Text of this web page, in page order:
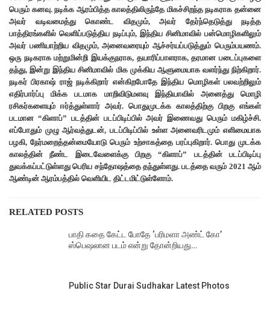
பெரும் கனவு. நடிக்க ஆரம்பித்த காலத்திலிருந்தே மிகச்சிறந்த நடிகராக தன்னை
அவர் வடிவமைத்து கொண்ட விதமும், அவர் தேர்ந்தெடுத்து நடித்த
பாத்திரங்களில் வெளிப்படுத்திய நடிப்பும், இந்திய சினிமாவில் பன்மொழிகளிலும்
அவர் பணியாற்றிய விதமும், அனைவரையும் ஆச்சர்யப்படுத்தும் பெரும்பயணம்.
ஒரு நடிகராக மற்றுமின்றி இயக்குநராக, தயாரிப்பாளராக, தரமான படைப்புகளை
தந்து, இன்று இந்திய சினிமாவில் மிக முக்கிய ஆளுமையாக வளர்ந்து நிற்கிறார்.
நடிகர் பிரகாஷ் ராஜ் நடிக்கிறார் என்கிறபோதே இந்திய மொழிகள் பலவற்றிலும்
எதிர்பார்ப்பு மிக்க படமாக மாறிவிடுமளவு இந்தியாவில் அனைத்து மொழி
ரசிகர்களையும் ஈர்த்துள்ளார் அவர். பொதுமுடக்க காலத்திற்கு பிறகு எங்கள்
படமான “கிளாப்” படத்தின் படப்பிடிப்பில் அவர் இணைவது பெரும் மகிழ்ச்சி.
எப்போதும் முழு ஆர்வத்துடன், படப்பிடிப்பில் உள்ள அனைவரிடமும் எளிமையாக
பழகி, நேர்மறைத்தன்மையோடு பெரும் உற்சாகத்தை பரப்புகிறார். பொது முடக்க
காலத்தின் நீண்ட இடைவேளைக்கு பிறகு “கிளாப்” படத்தின் படப்பிடிப்பு
துவக்கப்பட்டுள்ளது பெரிய சந்தோஷத்தை தந்துள்ளது. படத்தை வரும் 2021 ஆம்
ஆண்டின் ஆரம்பத்தில் வெளியிட திட்டமிட்டுள்ளோம்.
RELATED POSTS
பாதி கதை கேட்ட போதே ‘பரிமளா அண்ட் கோ’
ஸ்பெஷலான படம் என்று தோன்றியது…
Public Star Durai Sudhakar Latest Photos